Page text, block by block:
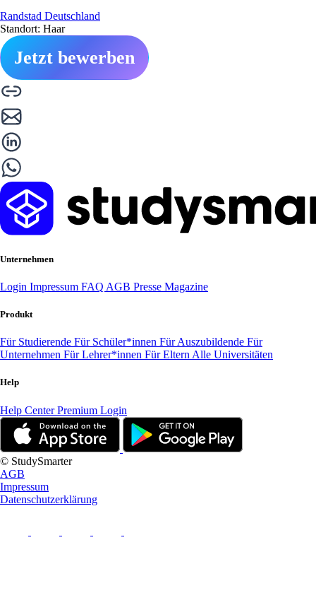
Randstad Deutschland
Standort: Haar
Jetzt bewerben
Unternehmen
Login Impressum FAQ AGB Presse Magazine
Produkt
Für Studierende Für Schüler*innen Für Auszubildende Für
Unternehmen Für Lehrer*innen Für Eltern Alle Universitäten
Help
Help CenterPremium Login
© StudySmarter
AGB
Impressum
Datenschutzerklärung